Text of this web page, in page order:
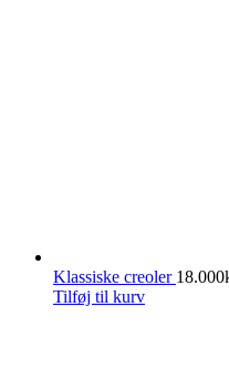
Klassiske creoler 18.000
Tilføj til kurv